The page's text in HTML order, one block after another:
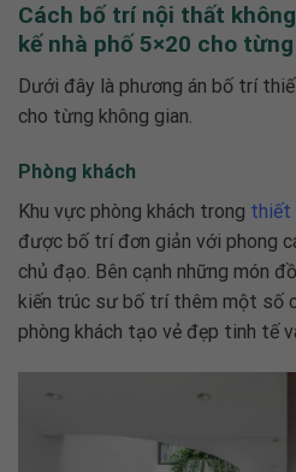
Cách bố trí nội thất
kế nhà phố 5×20 cho
Dưới đây là phương án bố trí
cho từng không gian.
Phòng khách
Khu vực phòng khách trong thiết
được bố trí đơn giản với phong
chủ đạo. Bên cạnh những món
kiến trúc sư bố trí thêm một số
phòng khách tạo vẻ đẹp tinh tế